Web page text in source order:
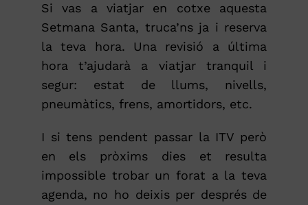
Si vas a viatjar en cotxe aquesta
Setmana Santa, truca’ns ja i reserva
la teva hora. Una revisió a última
hora t’ajudarà a viatjar tranquil i
segur: estat de llums, nivells,
pneumàtics, frens, amortidors, etc.
I si tens pendent passar la ITV però
en els pròxims dies et resulta
impossible trobar un forat a la teva
agenda, no ho deixis per després de